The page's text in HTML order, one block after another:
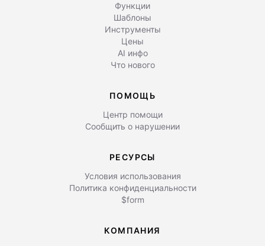
Функции
Шаблоны
Инструменты
Цены
AI инфо
Что нового
ПОМОЩЬ
Центр помощи
Сообщить о нарушении
РЕСУРСЫ
Условия использования
Политика конфиденциальности
$form
КОМПАНИЯ